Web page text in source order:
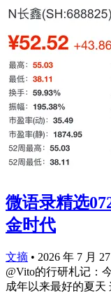
微语录精选
金时代
文摘 • 2026 年 7 月 27
@Vito的行研札记：
成年以来最好的夏